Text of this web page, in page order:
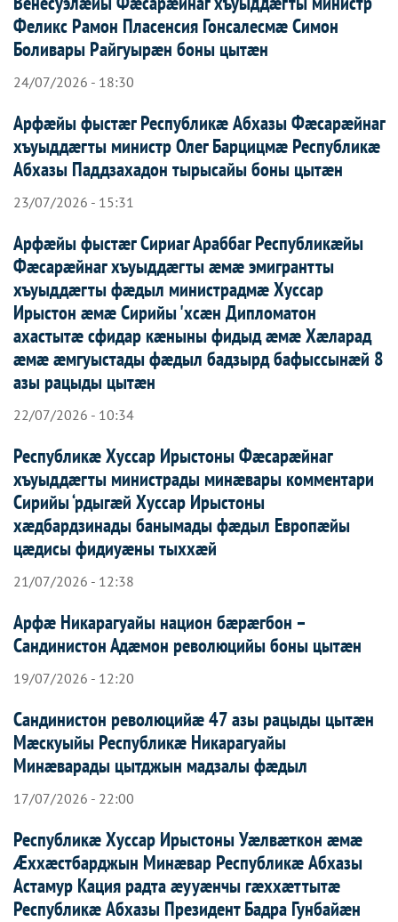
Феликс Рамон Пласенсия Гонсалесмæ Симон
Боливары Райгуырæн боны цытæн
24/07/2026 - 18:30
Арфæйы фыстæг Республикæ Абхазы Фæсарæйнаг
хъуыддæгты министр Олег Барцицмæ Республикæ
Абхазы Паддзахадон тырысайы боны цытæн
23/07/2026 - 15:31
Арфæйы фыстæг Сириаг Араббаг Республикæйы
Фæсарæйнаг хъуыддæгты æмæ эмигрантты
хъуыддæгты фæдыл министрадмæ Хуссар
Ирыстон æмæ Сирийы 'хсæн Дипломатон
ахастытæ сфидар кæныны фидыд æмæ Хæларад
æмæ æмгуыстады фæдыл бадзырд бафыссынæй 8
азы рацыды цытæн
22/07/2026 - 10:34
Республикæ Хуссар Ирыстоны Фæсарæйнаг
хъуыддæгты министрады минæвары комментари
Сирийы ‘рдыгæй Хуссар Ирыcтоны
хæдбардзинады банымады фæдыл Европæйы
цæдисы фидиуæны тыххæй
21/07/2026 - 12:38
Арфæ Никарагуайы национ бæрæгбон –
Сандинистон Адæмон революцийы боны цытæн
19/07/2026 - 12:20
Сандинистон революцийæ 47 азы рацыды цытæн
Мæскуыйы Республикæ Никарагуайы
Минæварады цытджын мадзалы фæдыл
17/07/2026 - 22:00
Республикæ Хуссар Ирыстоны Уæлвæткон æмæ
Æххæстбарджын Минæвар Республикæ Абхазы
Астамур Кация радта æууæнчы гæххæттытæ
Республикæ Абхазы Президент Бадра Гунбайæн